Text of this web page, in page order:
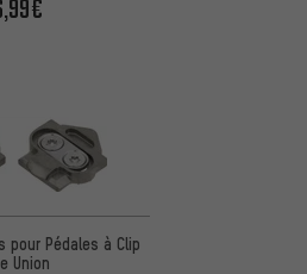
pour Pédales à Clip
Union